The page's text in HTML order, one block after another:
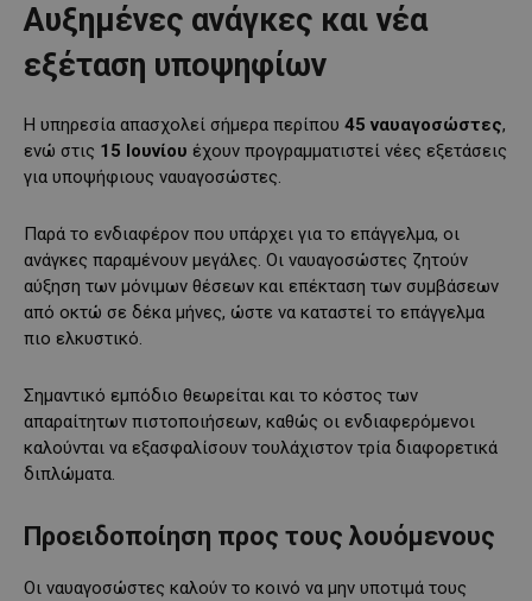
Αυξημένες ανάγκες και νέα
εξέταση υποψηφίων
Η υπηρεσία απασχολεί σήμερα περίπου 45 ναυαγοσώστες,
ενώ στις 15 Ιουνίου έχουν προγραμματιστεί νέες εξετάσεις
για υποψήφιους ναυαγοσώστες.
Παρά το ενδιαφέρον που υπάρχει για το επάγγελμα, οι
ανάγκες παραμένουν μεγάλες. Οι ναυαγοσώστες ζητούν
αύξηση των μόνιμων θέσεων και επέκταση των συμβάσεων
από οκτώ σε δέκα μήνες, ώστε να καταστεί το επάγγελμα
πιο ελκυστικό.
Σημαντικό εμπόδιο θεωρείται και το κόστος των
απαραίτητων πιστοποιήσεων, καθώς οι ενδιαφερόμενοι
καλούνται να εξασφαλίσουν τουλάχιστον τρία διαφορετικά
διπλώματα.
Προειδοποίηση προς τους λουόμενους
Οι ναυαγοσώστες καλούν το κοινό να μην υποτιμά τους